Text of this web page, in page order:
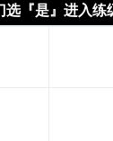
选『是』进入练